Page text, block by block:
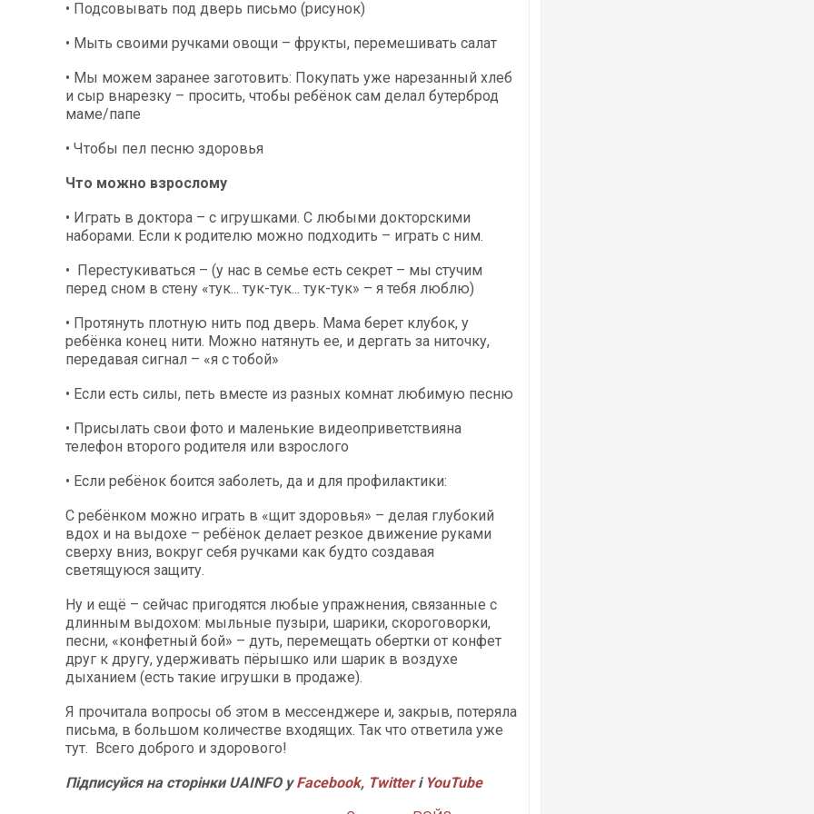
• Подсовывать под дверь письмо (рисунок)
• Мыть своими ручками овощи – фрукты, перемешивать салат
• Мы можем заранее заготовить: Покупать уже нарезанный хлеб
и сыр внарезку – просить, чтобы ребёнок сам делал бутерброд
маме/папе
• Чтобы пел песню здоровья
Что можно взрослому
• Играть в доктора – с игрушками. С любыми докторскими
наборами. Если к родителю можно подходить – играть с ним.
• Перестукиваться – (у нас в семье есть секрет – мы стучим
перед сном в стену «тук... тук-тук... тук-тук» – я тебя люблю)
• Протянуть плотную нить под дверь. Мама берет клубок, у
ребёнка конец нити. Можно натянуть ее, и дергать за ниточку,
передавая сигнал – «я с тобой»
• Если есть силы, петь вместе из разных комнат любимую песню
• Присылать свои фото и маленькие видеоприветствияна
телефон второго родителя или взрослого
• Если ребёнок боится заболеть, да и для профилактики:
С ребёнком можно играть в «щит здоровья» – делая глубокий
вдох и на выдохе – ребёнок делает резкое движение руками
сверху вниз, вокруг себя ручками как будто создавая
светящуюся защиту.
Ну и ещё – сейчас пригодятся любые упражнения, связанные с
длинным выдохом: мыльные пузыри, шарики, скороговорки,
песни, «конфетный бой» – дуть, перемещать обертки от конфет
друг к другу, удерживать пёрышко или шарик в воздухе
дыханием (есть такие игрушки в продаже).
Я прочитала вопросы об этом в мессенджере и, закрыв, потеряла
письма, в большом количестве входящих. Так что ответила уже
тут. Всего доброго и здорового!
Підписуйся на сторінки UAINFO уFacebook, Twitterі YouTube